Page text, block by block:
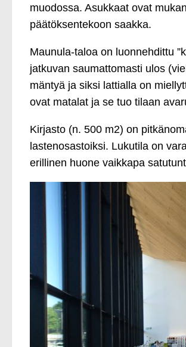
muodossa. Asukkaat ovat
päätöksentekoon saakka.
Maunula-taloa on luonnehdittu
jatkuvan saumattomasti ulos
mäntyä ja siksi lattialla on
ovat matalat ja se tuo tilaan
Kirjasto (n. 500 m2) on
lastenosastoiksi. Lukutila on
erillinen huone vaikkapa